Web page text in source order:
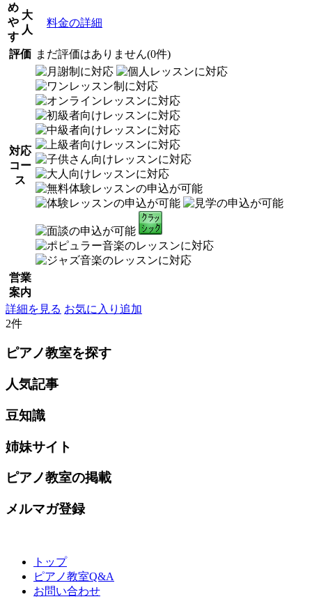
め
や
す
大
人
料金の詳細
評価 まだ評価はありません(0件)
対応
コー
ス
営業
案内
詳細を見る お気に入り追加
2件
ピアノ教室を探す
人気記事
豆知識
姉妹サイト
ピアノ教室の掲載
メルマガ登録
トップ
ピアノ教室Q&A
お問い合わせ